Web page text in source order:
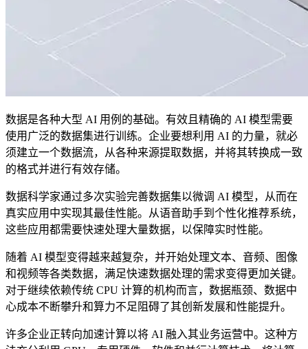
数据是各种大型 AI 用例的基础。有效且精确的 AI 模型需要
使用广泛的数据集进行训练。企业要想利用 AI 的力量，就必
须建立一个数据流，从各种来源提取数据，并将其转换成一致
的格式并进行有效存储。
数据科学家通过多次实验完善数据集以微调 AI 模型，从而在
真实应用中实现其最佳性能。从语音助手到个性化推荐系统，
这些应用都需要快速处理大量数据，以保障实时性能。
随着 AI 模型变得越来越复杂，并开始处理文本、音频、图像
和视频等各类数据，满足快速数据处理的需求变得更加关键。
对于继续依赖传统 CPU 计算的机构而言，数据瓶颈、数据中
心成本不断攀升和算力不足阻碍了其创新发展和性能提升。
许多企业正转向加速计算以将 AI 融入其业务运营中。这种方